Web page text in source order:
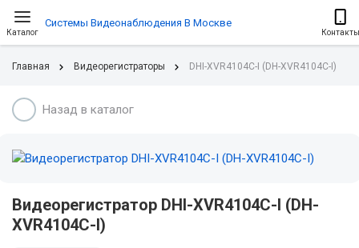
Каталог
Системы Видеонаблюдения В Москве
Контакты
Главная Видеорегистраторы DHI-XVR4104C-I (DH-XVR4104C-I)
Назад в каталог
Видеорегистратор DHI-XVR4104C-I (DH-
XVR4104C-I)